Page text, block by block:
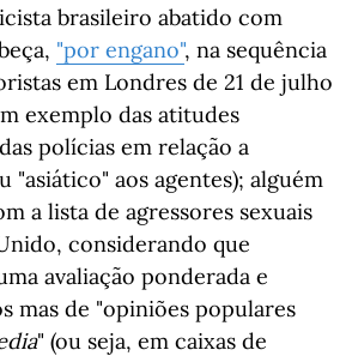
brasileiro abatido com
"por engano", na sequência
em Londres de 21 de julho
exemplo das atitudes
polícias em relação a
"asiático" aos agentes); alguém
a lista de agressores sexuais
considerando que
avaliação ponderada e
mas de "opiniões populares
" (ou seja, em caixas de